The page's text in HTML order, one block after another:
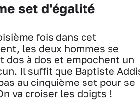
set d'égalité
fois dans cet
les deux hommes se
dos à dos et empochent un
Il suffit que Baptiste
au cinquième set pour se
va croiser les doigts !